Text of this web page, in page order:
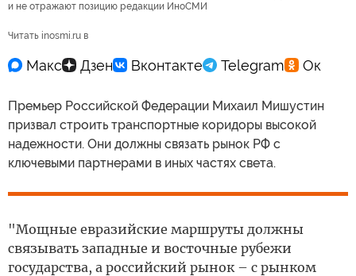
и не отражают позицию редакции ИноСМИ
Читать inosmi.ru в
Премьер Российской Федерации Михаил Мишустин
призвал строить транспортные коридоры высокой
надежности. Они должны связать рынок РФ с
ключевыми партнерами в иных частях света.
"Мощные евразийские маршруты должны
связывать западные и восточные рубежи
государства, а российский рынок – с рынком